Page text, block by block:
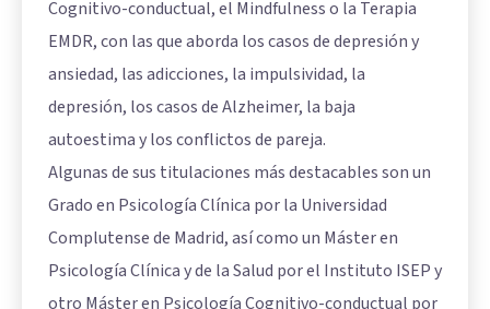
Cognitivo-conductual, el Mindfulness o la Terapia
EMDR, con las que aborda los casos de depresión y
ansiedad, las adicciones, la impulsividad, la
depresión, los casos de Alzheimer, la baja
autoestima y los conflictos de pareja.
Algunas de sus titulaciones más destacables son un
Grado en Psicología Clínica por la Universidad
Complutense de Madrid, así como un Máster en
Psicología Clínica y de la Salud por el Instituto ISEP y
otro Máster en Psicología Cognitivo-conductual por